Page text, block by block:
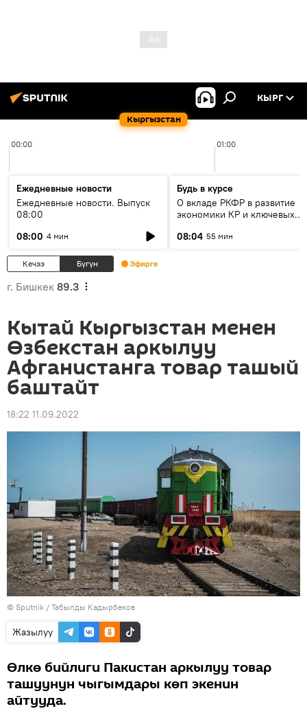
Кыргызстан
КЫРГ
00:00 01:00
Ежедневные новости
Ежедневные новости. Выпуск
08:00
08:00 4 мин
Будь в курсе
О вкладе РКФР в развитие
экономики КР и ключевых
08:04 55 мин
Кечээ Бүгүн Эфирге
г. Бишкек 89.3
Кытай Кыргызстан менен
Өзбекстан аркылуу
Афганистанга товар ташый
баштайт
18:22 11.09.2022
© Sputnik / Табылды Кадырбеков
Жазылуу
Өлкө бийлиги Пакистан аркылуу товар
ташуунун чыгымдары көп экенин
айтууда.